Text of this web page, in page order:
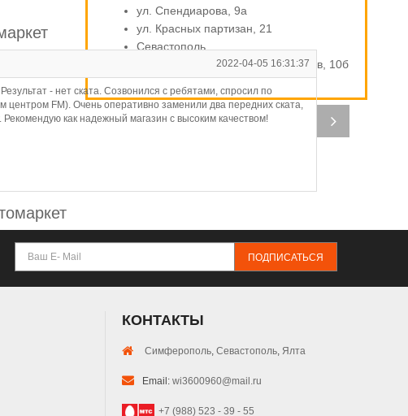
2022-04-05 16:31:37
- нет ската. Созвонился с ребятами, спросил по
FM). Очень оперативно заменили два передних ската,
как надежный магазин с высоким качеством!
ул. Спендиарова, 9а
ул. Красных партизан, 21
Севастополь
ул. Индустриальная / Стахановцев, 10б
ПОДПИСАТЬСЯ
КОНТАКТЫ
Симферополь, Севастополь, Ялта
Email: wi3600960@mail.ru
+7 (988) 523 - 39 - 55